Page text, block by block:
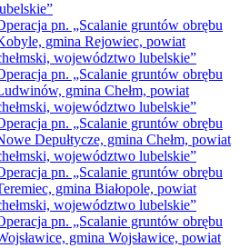
pn. „Scalanie gruntów obrębu
gmina Rejowiec, powiat
województwo lubelskie”
pn. „Scalanie gruntów obrębu
gmina Chełm, powiat
województwo lubelskie”
pn. „Scalanie gruntów obrębu
Depułtycze, gmina Chełm, powiat
województwo lubelskie”
pn. „Scalanie gruntów obrębu
gmina Białopole, powiat
województwo lubelskie”
pn. „Scalanie gruntów obrębu
gmina Wojsławice, powiat